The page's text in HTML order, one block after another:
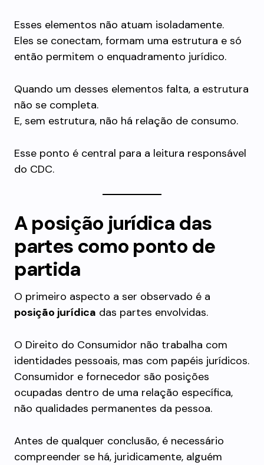
Esses elementos não atuam isoladamente.
Eles se conectam, formam uma estrutura e só
então permitem o enquadramento jurídico.
Quando um desses elementos falta, a estrutura
não se completa.
E, sem estrutura, não há relação de consumo.
Esse ponto é central para a leitura responsável
do CDC.
A posição jurídica das
partes como ponto de
partida
O primeiro aspecto a ser observado é a
posição jurídica das partes envolvidas.
O Direito do Consumidor não trabalha com
identidades pessoais, mas com papéis jurídicos.
Consumidor e fornecedor são posições
ocupadas dentro de uma relação específica,
não qualidades permanentes da pessoa.
Antes de qualquer conclusão, é necessário
compreender se há, juridicamente, alguém